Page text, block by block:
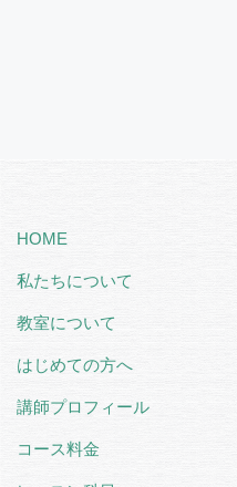
HOME
私たちについて
教室について
はじめての方へ
講師プロフィール
コース料金